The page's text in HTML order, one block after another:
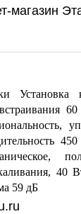
магазин
Установка
40
59 дБ